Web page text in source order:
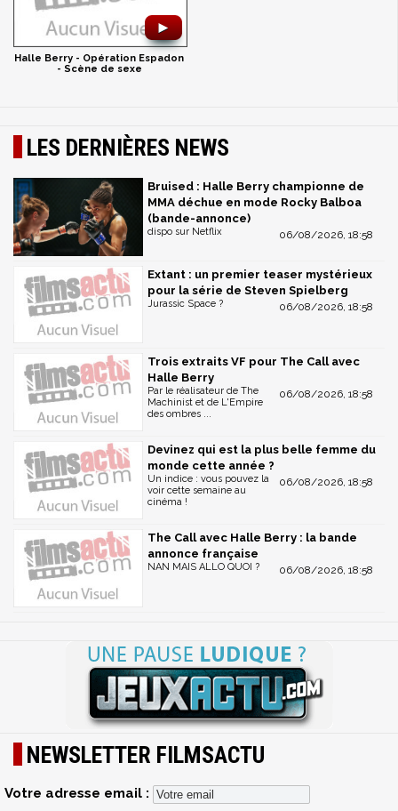
►
Halle Berry - Opération Espadon
- Scène de sexe
LES DERNIÈRES NEWS
Bruised : Halle Berry championne de
MMA déchue en mode Rocky Balboa
(bande-annonce)
06/08/2026, 18:58
dispo sur Netflix
Extant : un premier teaser mystérieux
pour la série de Steven Spielberg
06/08/2026, 18:58
Jurassic Space ?
Trois extraits VF pour The Call avec
Halle Berry
06/08/2026, 18:58
Par le réalisateur de The
Machinist et de L'Empire
des ombres ...
Devinez qui est la plus belle femme du
monde cette année ?
06/08/2026, 18:58
Un indice : vous pouvez la
voir cette semaine au
cinéma !
The Call avec Halle Berry : la bande
annonce française
06/08/2026, 18:58
NAN MAIS ALLO QUOI ?
NEWSLETTER FILMSACTU
Votre adresse email :